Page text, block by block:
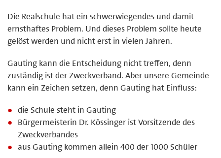
Die Realschule hat ein schwerwiegendes und damit
ernsthaftes Problem. Und dieses Problem sollte heute
gelöst werden und nicht erst in vielen Jahren.
Gauting kann die Entscheidung nicht treffen, denn
zuständig ist der Zweckverband. Aber unsere Gemeinde
kann ein Zeichen setzen, denn Gauting hat Einfluss:
die Schule steht in Gauting
Bürgermeisterin Dr. Kössinger ist Vorsitzende des
Zweckverbandes
aus Gauting kommen allein 400 der 1000 Schüler